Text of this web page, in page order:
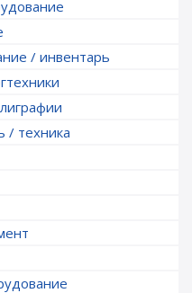
/ инвентарь
/ техника